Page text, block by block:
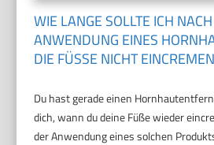
WIE LANGE SOLLTE ICH
ANWENDUNG EINES
DIE FÜSSE NICHT
Du hast gerade einen
dich, wann du deine Füße wieder
der Anwendung eines solchen